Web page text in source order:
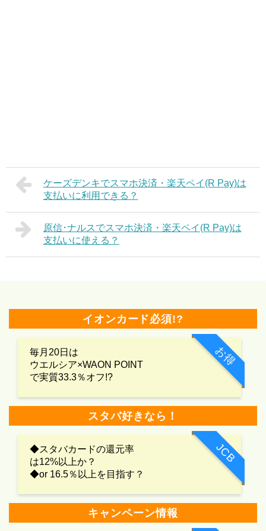
ケーズデンキでスマホ決済・楽天ペイ(R Pay)は
支払いに利用できる？
原信･ナルスでスマホ決済・楽天ペイ(R Pay)は
支払いに使える？
イオンカード必須!?
お得
毎月20日は
ウエルシア×WAON POINT
で実質33.3％オフ!?
スタバ好きなら！
JCB
◆スタバカードの還元率
は12%以上か？
◆or 16.5％以上を目指す？
キャンペーン情報